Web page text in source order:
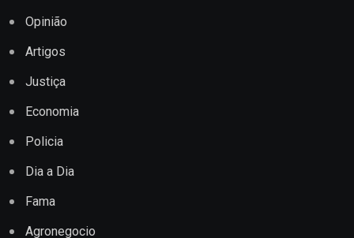
Opinião
Artigos
Justiça
Economia
Policia
Dia a Dia
Fama
Agronegocio